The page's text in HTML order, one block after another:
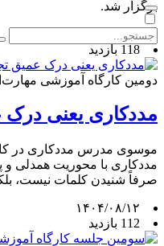
برگزار شد.
۱۴۰۴/۰۸/۱۳
118 بازدید
دومین کارگاه آموزشی
مددکاری یعنی درک
موسوی مدرس مددکاری در
مددکاری با محوریت همدلی
صرفاً شنیدن کلمات نیست،
۱۴۰۴/۰۸/۱۲
112 بازدید